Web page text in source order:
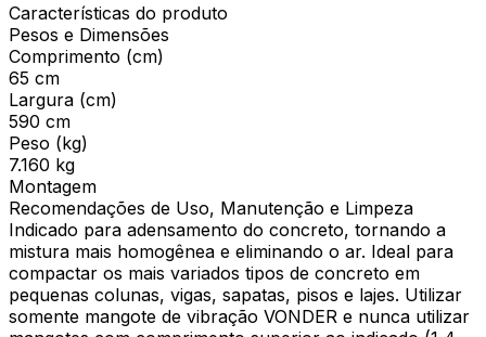
Características do produto
Pesos e Dimensões
Comprimento (cm)
65 cm
Largura (cm)
590 cm
Peso (kg)
7.160 kg
Montagem
Recomendações de Uso, Manutenção e Limpeza
Indicado para adensamento do concreto, tornando a
mistura mais homogênea e eliminando o ar. Ideal para
compactar os mais variados tipos de concreto em
pequenas colunas, vigas, sapatas, pisos e lajes. Utilizar
somente mangote de vibração VONDER e nunca utilizar